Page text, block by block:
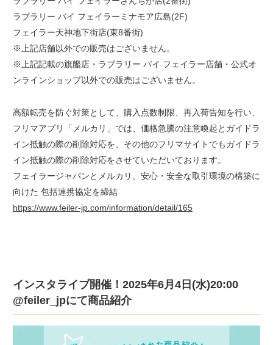
ラブラリー バイ フェイラーミナモア広島(2F)
フェイラー天神地下街店(東8番街)
※上記店舗以外での販売はございません。
※上記記載の旗艦店・ラブラリー バイ フェイラー店舗・公式オ
ンラインショップ以外での販売はございません。
高額転売を防ぐ対策として、購入点数制限、再入荷告知を行い、
フリマアプリ「メルカリ」では、価格急騰の注意喚起とガイドラ
イン抵触の際の削除対応を、その他のフリマサイトでもガイドラ
イン抵触の際の削除対応をさせていただいております。
フェイラージャパンとメルカリ、安心・安全な取引環境の構築に
向けた 包括連携協定を締結
https://www.feiler-jp.com/information/detail/165
インスタライブ開催！2025年6月4日(水)20:00
@feiler_jpにて商品紹介